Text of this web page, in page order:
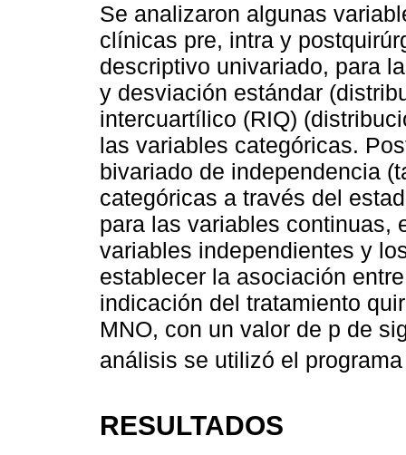
Se analizaron algunas
clínicas pre, intra y
descriptivo univariado, para
y desviación estándar
intercuartílico (RIQ)
las variables categóricas.
bivariado de independencia
categóricas a través del
para las variables continuas,
variables independientes y
establecer la asociación
indicación del tratamiento
MNO, con un valor de p de
análisis se utilizó el
RESULTADOS